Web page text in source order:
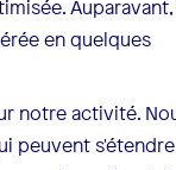
Auparavant,
en quelques
notre activité.
peuvent